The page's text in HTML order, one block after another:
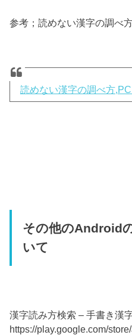
参考；読めない漢字の調べ
読めない漢字の調べ方
その他のAndroid
いて
漢字読み方検索 – 手書き漢
https://play.google.com/